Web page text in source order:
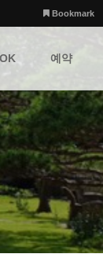
Bookmark
예약